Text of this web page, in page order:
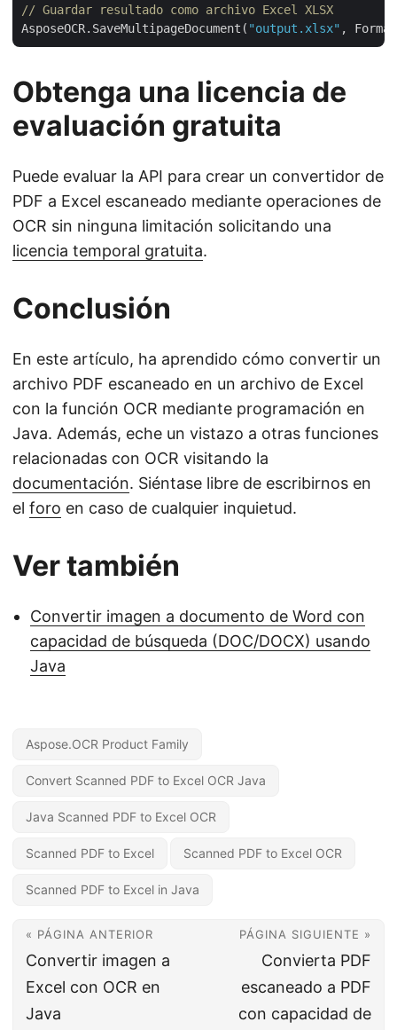
// Guardar resultado como archivo Excel XLSX
AsposeOCR.SaveMultipageDocument( "output.xlsx"
Obtenga una licencia de
evaluación gratuita
Puede evaluar la API para crear un convertidor de
PDF a Excel escaneado mediante operaciones de
OCR sin ninguna limitación solicitando una
licencia temporal gratuita.
Conclusión
En este artículo, ha aprendido cómo convertir un
archivo PDF escaneado en un archivo de Excel
con la función OCR mediante programación en
Java. Además, eche un vistazo a otras funciones
relacionadas con OCR visitando la
documentación. Siéntase libre de escribirnos en
el foro en caso de cualquier inquietud.
Ver también
Convertir imagen a documento de Word con
capacidad de búsqueda (DOC/DOCX) usando
Java
Aspose.OCR Product Family
Convert Scanned PDF to Excel OCR Java
Java Scanned PDF to Excel OCR
Scanned PDF to Excel Scanned PDF to Excel OCR
Scanned PDF to Excel in Java
« PÁGINA ANTERIOR
Convertir imagen a
Excel con OCR en
Java
PÁGINA SIGUIENTE »
Convierta PDF
escaneado a PDF
con capacidad de